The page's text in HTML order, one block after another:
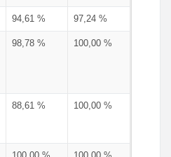
94,61 % 97,24 %
98,78 % 100,00 %
88,61 % 100,00 %
100,00 % 100,00 %